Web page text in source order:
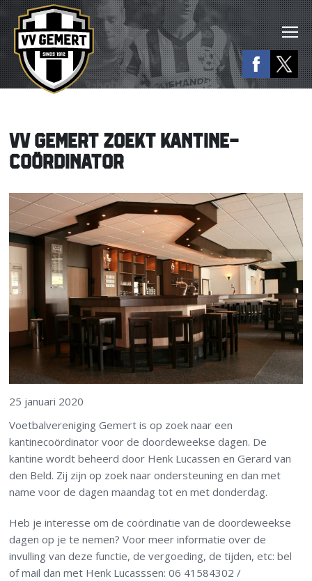
VV GEMERT ZOEKT KANTINE-
COÖRDINATOR
25 januari 2020
Voetbalvereniging Gemert is op zoek naar een
kantinecoördinator voor de doordeweekse dagen. De
kantine wordt beheerd door Henk Lucassen en Gerard van
den Beld. Zij zijn op zoek naar ondersteuning en dan met
name voor de dagen maandag tot en met donderdag.
Heb je interesse om de coördinatie van de doordeweekse
dagen op je te nemen? Voor meer informatie over de
invulling van deze functie, de vergoeding, de tijden, etc: bel
of mail dan met Henk Lucasssen: 06 41584302 /